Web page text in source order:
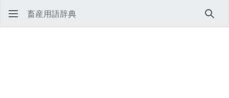
畜産用語辞典 検索